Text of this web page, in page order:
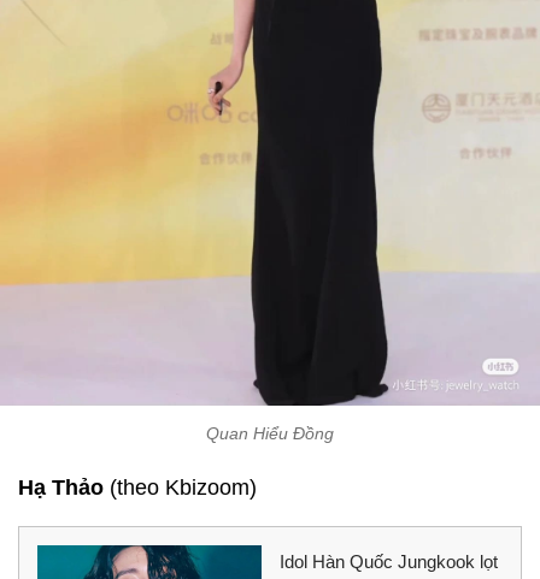
Quan Hiểu Đồng
Hạ Thảo (theo Kbizoom)
Idol Hàn Quốc Jungkook lọt